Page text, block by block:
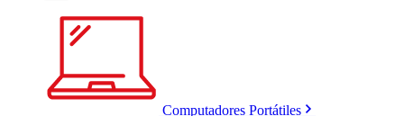
Computadores Portátiles